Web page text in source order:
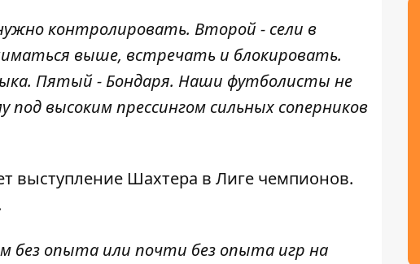
контролировать. Второй - сели в
выше, встречать и блокировать.
Пятый - Бондаря. Наши футболисты не
высоким прессингом сильных соперников
выступление Шахтера в Лиге чемпионов.
без опыта или почти без опыта игр на